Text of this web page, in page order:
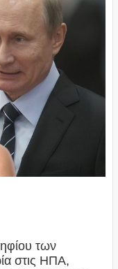
των
στις ΗΠΑ,